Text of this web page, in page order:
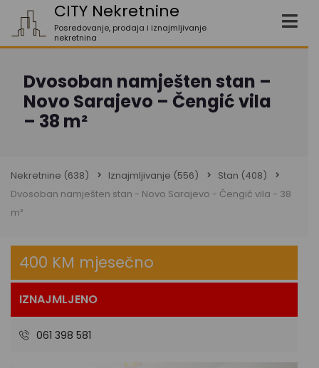
CITY Nekretnine
Posredovanje, prodaja i iznajmljivanje
nekretnina
Dvosoban namješten stan –
Novo Sarajevo – Čengić vila
– 38 m²
Nekretnine (638) Iznajmljivanje (556) Stan (408)
Dvosoban namješten stan - Novo Sarajevo - Čengić vila - 38
m²
400 KM mjesečno
IZNAJMLJENO
061 398 581